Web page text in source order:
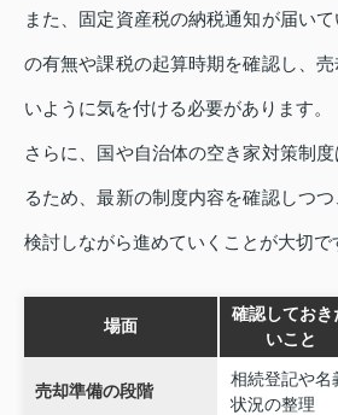
また、固定資産税の納税通知が届い
の有無や課税の起算時期を確認し、
いように気を付ける必要があります。
さらに、国や自治体の空き家対策制
るため、最新の制度内容を確認しつ
検討しながら進めていくことが大切で
場面
確認しておき
いこと
売却準備の段階
相続登記や名
状況の整理